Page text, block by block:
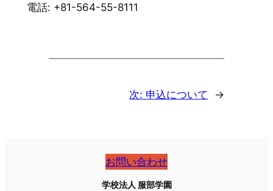
電話: +81-564-55-8111
次: 申込について →
お問い合わせ
学校法人 服部学園